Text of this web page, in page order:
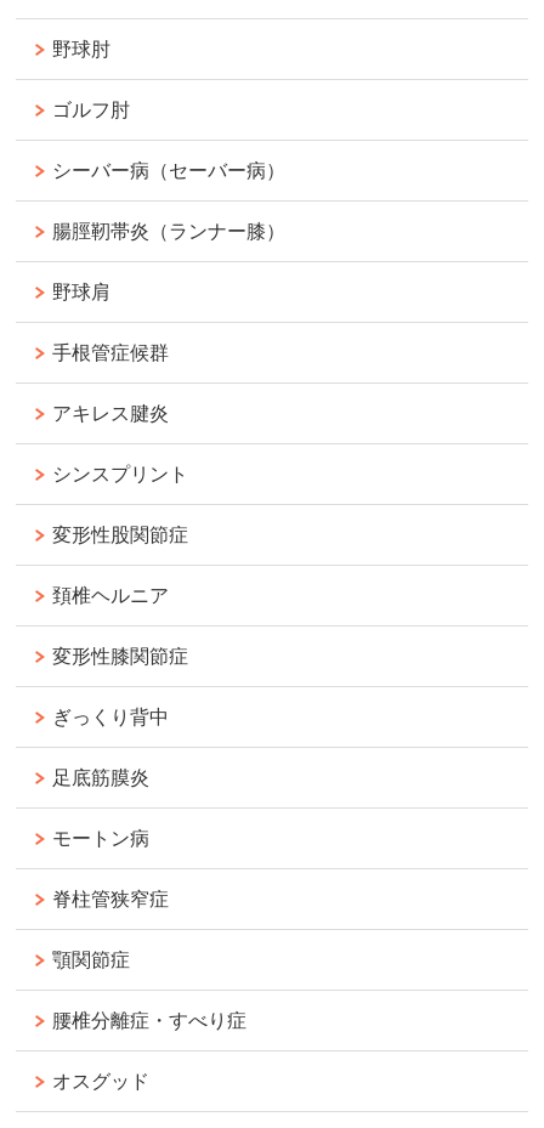
野球肘
ゴルフ肘
シーバー病（セーバー病）
腸脛靭帯炎（ランナー膝）
野球肩
手根管症候群
アキレス腱炎
シンスプリント
変形性股関節症
頚椎ヘルニア
変形性膝関節症
ぎっくり背中
足底筋膜炎
モートン病
脊柱管狭窄症
顎関節症
腰椎分離症・すべり症
オスグッド